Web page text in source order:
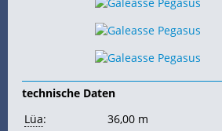
technische Daten
Lüa:
36,00 m